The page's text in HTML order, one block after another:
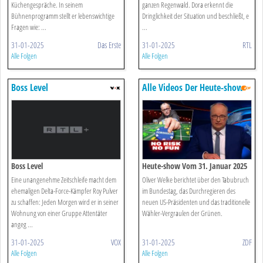
Küchengespräche. In seinem
Bühnenprogramm stellt er lebenswichtige
Fragen wie: ...
31-01-2025 Das Erste
Alle Folgen
ganzen Regenwald. Dora erkennt die
Dringlichkeit der Situation und beschließt, e
...
31-01-2025 RTL
Alle Folgen
Boss Level
Boss Level
Eine unangenehme Zeitschleife macht dem
ehemaligen Delta-Force-Kämpfer Roy Pulver
zu schaffen: Jeden Morgen wird er in seiner
Wohnung von einer Gruppe Attentäter
angeg ...
31-01-2025 VOX
Alle Folgen
Alle Videos Der Heute-show
Heute-show Vom 31. Januar 2025
Oliver Welke berichtet über den Tabubruch
im Bundestag, das Durchregieren des
neuen US-Präsidenten und das traditionelle
Wähler-Vergraulen der Grünen.
31-01-2025 ZDF
Alle Folgen